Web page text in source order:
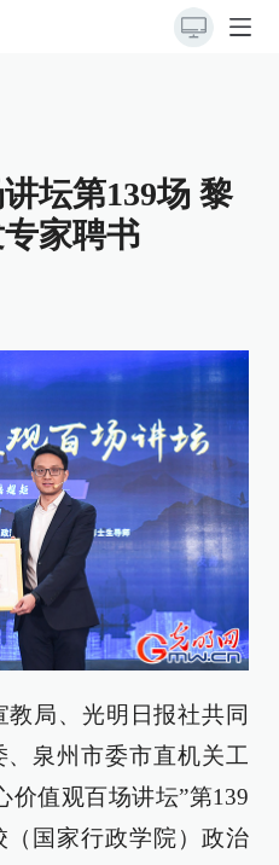
坛第139场 黎
家聘书
教局、光明日报社共同
泉州市委市直机关工
价值观百场讲坛”第139
国家行政学院）政治